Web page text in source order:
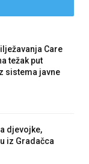
Care
težak put
sistema javne
djevojke,
iz Gradačca